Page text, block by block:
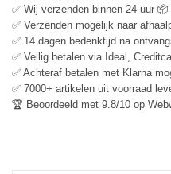
✅ Wij verzenden binnen 24 uur 📦
✅ Verzenden mogelijk naar
✅ 14 dagen bedenktijd na
✅ Veilig betalen via Ideal,
✅ Achteraf betalen met Klarna
✅ 7000+ artikelen uit voorraad
🏆 Beoordeeld met 9.8/10 op